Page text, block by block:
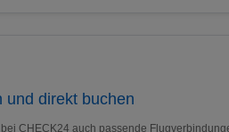
und direkt buchen
CHECK24 auch passende